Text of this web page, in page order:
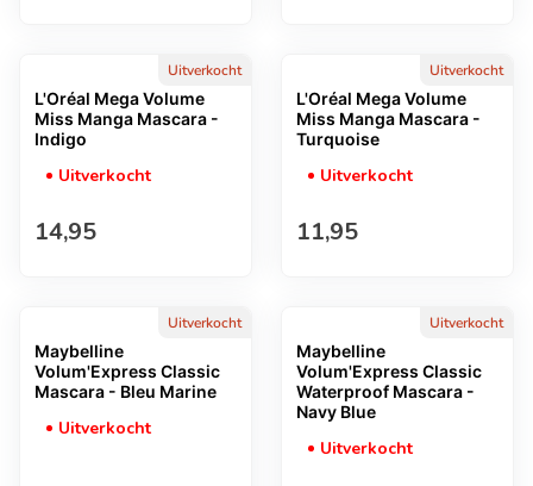
Uitverkocht
L'Oréal Mega Volume
Miss Manga Mascara -
Indigo
Uitverkocht
Normale prijs
14,95
Uitverkocht
L'Oréal Mega Volume
Miss Manga Mascara -
Turquoise
Uitverkocht
Normale prijs
11,95
Uitverkocht
Maybelline
Volum'Express Classic
Mascara - Bleu Marine
Uitverkocht
Uitverkocht
Maybelline
Volum'Express Classic
Waterproof Mascara -
Navy Blue
Uitverkocht